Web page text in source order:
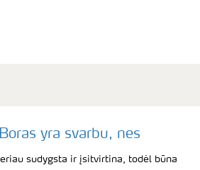
Boras yra svarbu, nes
sudygsta ir įsitvirtina, todėl būna